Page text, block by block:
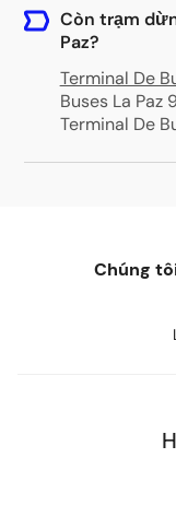
Còn trạm
Paz?
Terminal De
Buses La Paz
Terminal De
Chúng